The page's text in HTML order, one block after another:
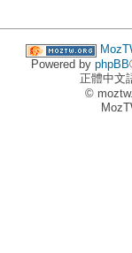
Powered by phpBB
正體中文
©